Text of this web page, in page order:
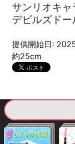
サンリオキ
デビルズドー
提供開始日:
約25cm